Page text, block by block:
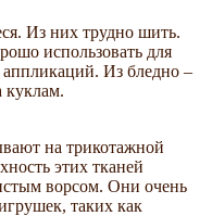
Из них трудно шить.
использовать для
Из бледно –
куклам.
на трикотажной
этих тканей
ворсом. Они очень
таких как